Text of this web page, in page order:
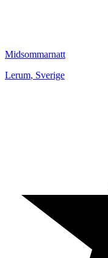
Midsommarnatt
Lerum, Sverige